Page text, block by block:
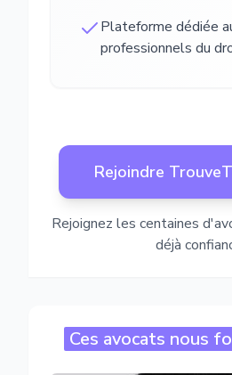
Plateforme dédiée
professionnels du
Rejoindre
Rejoignez les centaines
déjà
Ces avocats nous